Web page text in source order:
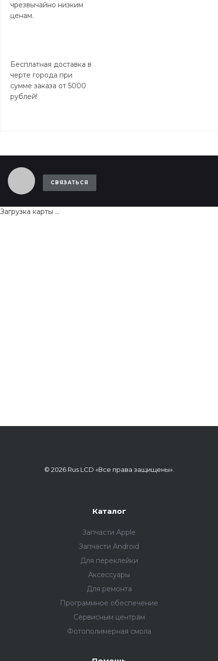
чрезвычайно низким
ценам.
Бесплатная доставка в
черте города при
сумме заказа от 5000
рублей!
СВЯЗАТЬСЯ
Загрузка карты ...
© 2026 Rus LCD «Все права защищены».
Каталог
Запчасти Apple
Запчасти Android
Для переклейки
Аксессуары
Для ремонта
Программное обеспечение
Сервисным центрам
Фотополимерная смола